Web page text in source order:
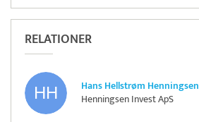
RELATIONER
Hans Hellstrøm Henningsen
Henningsen Invest ApS